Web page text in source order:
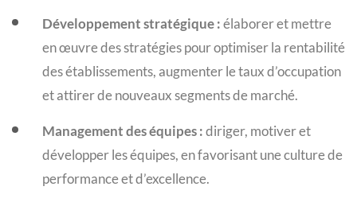
Développement stratégique :élaborer et mettre
en œuvre des stratégies pour optimiser la rentabilité
des établissements, augmenter le taux d’occupation
et attirer de nouveaux segments de marché.
Management des équipes :diriger, motiver et
développer les équipes, en favorisant une culture de
performance et d’excellence.